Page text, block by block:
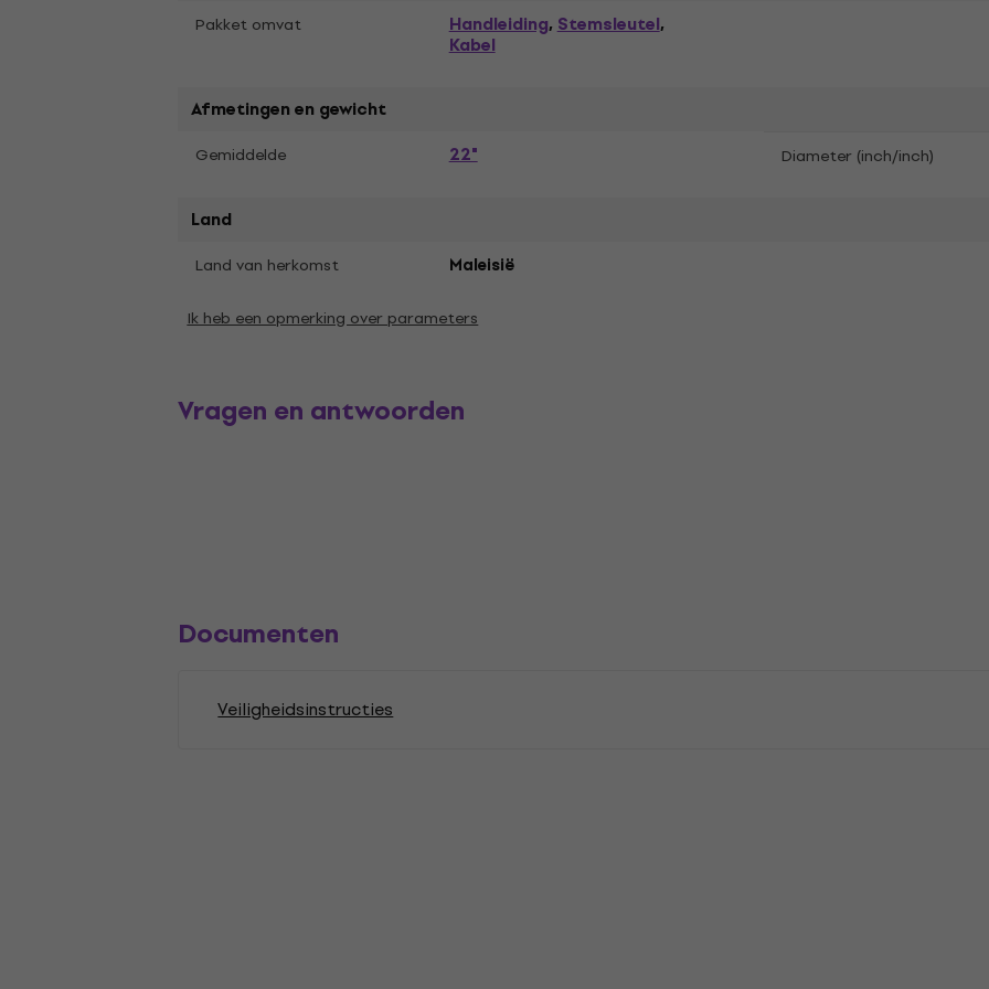
Pakket omvat Handleiding,Stemsleutel,
Kabel
Afmetingen en gewicht
Gemiddelde 22" Diameter (inch/inch)
Land
Land van herkomst Maleisië
Ik heb een opmerking over parameters
Vragen en antwoorden
Documenten
Veiligheidsinstructies